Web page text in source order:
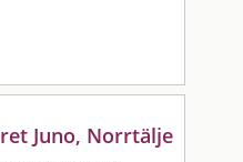
Juno, Norrtälje